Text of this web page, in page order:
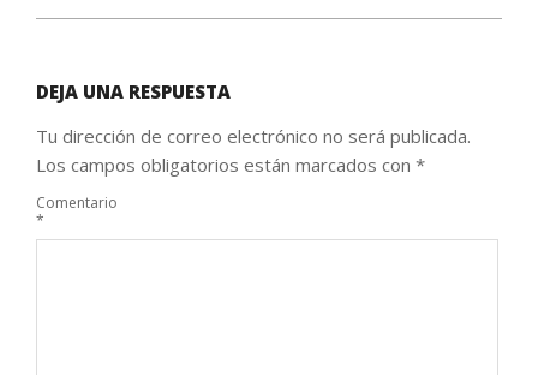
DEJA UNA RESPUESTA
Tu dirección de correo electrónico no será publicada.
Los campos obligatorios están marcados con *
Comentario
*